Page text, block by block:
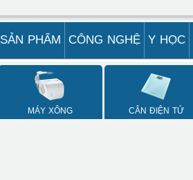
SẢN PHẨM CÔNG NGHỆ Y HỌC
MÁY XÔNG CÂN ĐIỆN TỬ